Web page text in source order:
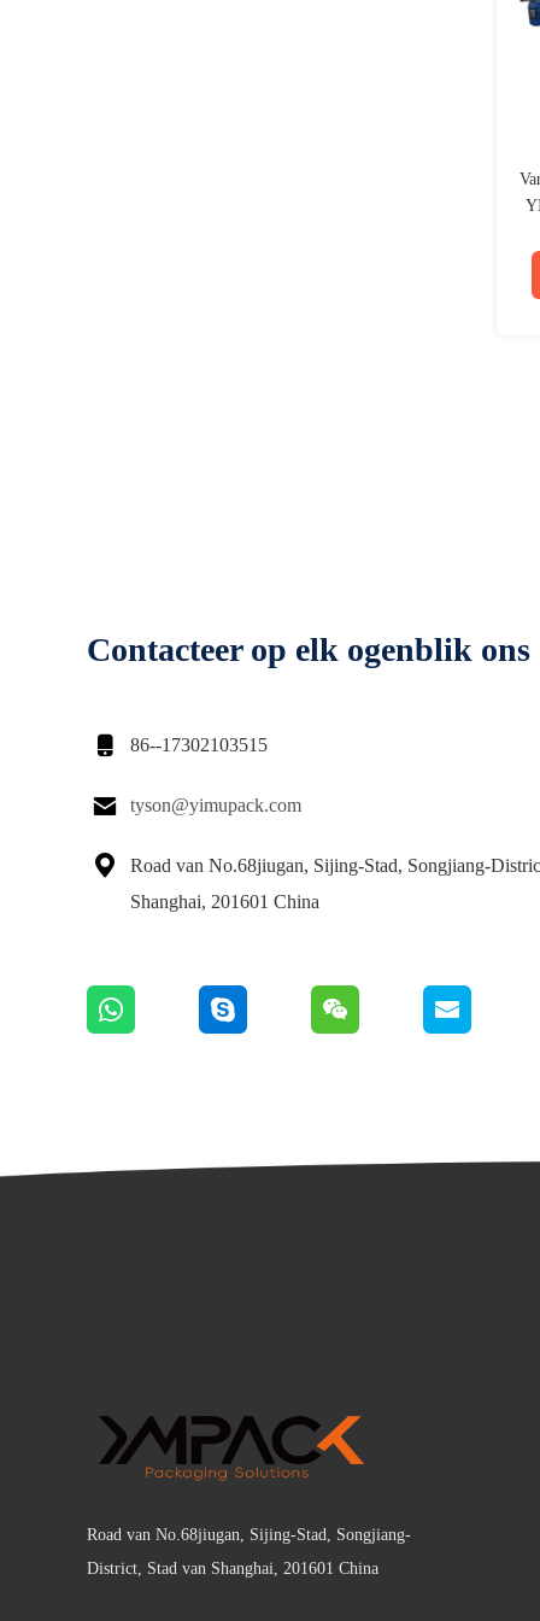
Contacteer op elk ogenblik ons
 86--17302103515
 tyson@yimupack.com

Road van No.68jiugan, Sijing-Stad, Songjiang-
Shanghai, 201601 China
Road van No.68jiugan, Sijing-Stad, Songjiang-
District, Stad van Shanghai, 201601 China